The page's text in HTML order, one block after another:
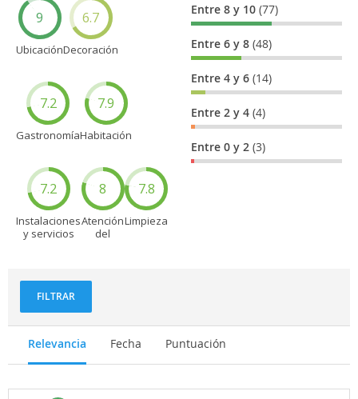
9
Ubicación
6.7
Decoración
7.2
Gastronomía
7.9
Habitación
7.2
Instalaciones
y servicios
8
Atención
del
7.8
Limpieza
Entre 8 y 10(77)
Entre 6 y 8(48)
Entre 4 y 6(14)
Entre 2 y 4(4)
Entre 0 y 2(3)
FILTRAR
Relevancia Fecha Puntuación